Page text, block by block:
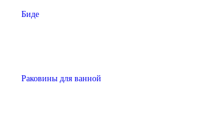
Биде
Раковины для ванной